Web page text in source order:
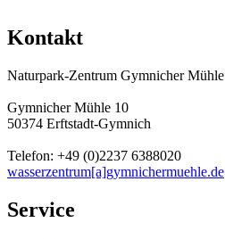
Kontakt
Naturpark-Zentrum Gymnicher Mühle
Gymnicher Mühle 10
50374 Erftstadt-Gymnich
Telefon: +49 (0)2237 6388020
wasserzentrum[a]gymnichermuehle.de
Service